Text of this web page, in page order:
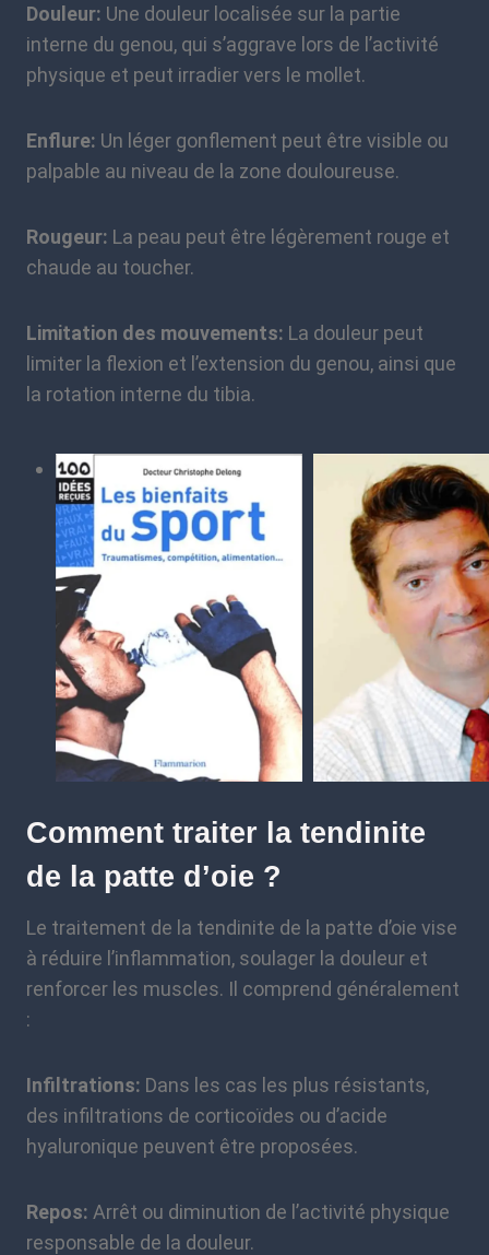
Douleur: Une douleur localisée sur la partie
interne du genou, qui s’aggrave lors de l’activité
physique et peut irradier vers le mollet.
Enflure: Un léger gonflement peut être visible ou
palpable au niveau de la zone douloureuse.
Rougeur: La peau peut être légèrement rouge et
chaude au toucher.
Limitation des mouvements: La douleur peut
limiter la flexion et l’extension du genou, ainsi que
la rotation interne du tibia.
Comment traiter la tendinite
de la patte d’oie ?
Le traitement de la tendinite de la patte d’oie vise
à réduire l’inflammation, soulager la douleur et
renforcer les muscles. Il comprend généralement
:
Infiltrations: Dans les cas les plus résistants,
des infiltrations de corticoïdes ou d’acide
hyaluronique peuvent être proposées.
Repos: Arrêt ou diminution de l’activité physique
responsable de la douleur.